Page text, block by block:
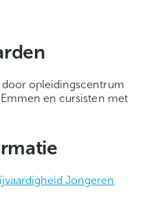
opleidingscentrum
en cursisten met
Jongeren